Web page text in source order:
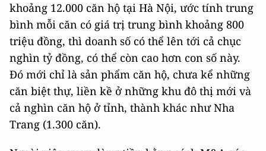
khoảng 12.000 căn hộ tại Hà Nội, ước tính trung
bình mỗi căn có giá trị trung bình khoảng 800
triệu đồng, thì doanh số có thể lên tới cả chục
nghìn tỷ đồng, có thể còn cao hơn con số này.
Đó mới chỉ là sản phẩm căn hộ, chưa kể những
căn biệt thự, liền kề ở những khu đô thị mới và
cả nghìn căn hộ ở tỉnh, thành khác như Nha
Trang (1.300 căn).